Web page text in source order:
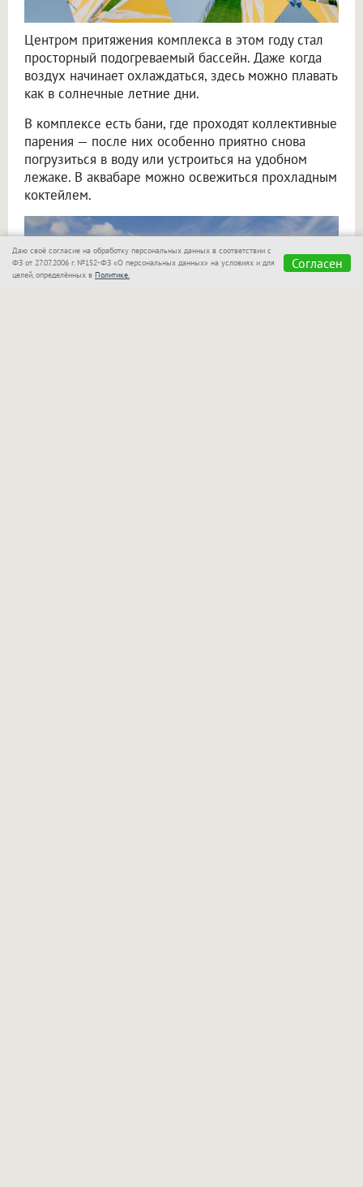
Центром притяжения комплекса в этом году стал
просторный подогреваемый бассейн. Даже когда
воздух начинает охлаждаться, здесь можно плавать
как в солнечные летние дни.
В комплексе есть бани, где проходят коллективные
парения — после них особенно приятно снова
погрузиться в воду или устроиться на удобном
лежаке. В аквабаре можно освежиться прохладным
коктейлем.
Даю своё согласие на обработку персональных данных в соответствии с
ФЗ от 27.07.2006 г. №152-ФЗ «О персональных данных» на условиях и для
целей, определённых в Политике.
Согласен